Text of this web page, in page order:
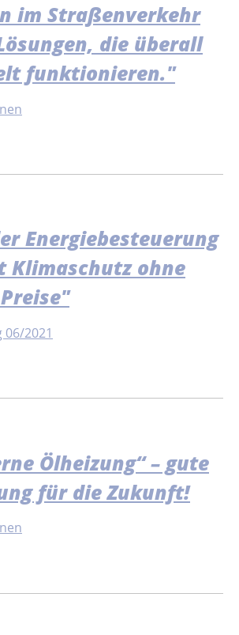
im Straßenverkehr
die überall
funktionieren."
Energiebesteuerung
Klimaschutz ohne
2021
Ölheizung“ – gute
für die Zukunft!